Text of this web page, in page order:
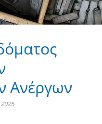
Ανέργων